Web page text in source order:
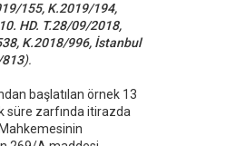
155, K.2019/194,
HD. T.28/09/2018,
K.2018/996, İstanbul
).
başlatılan örnek 13
süre zarfında itirazda